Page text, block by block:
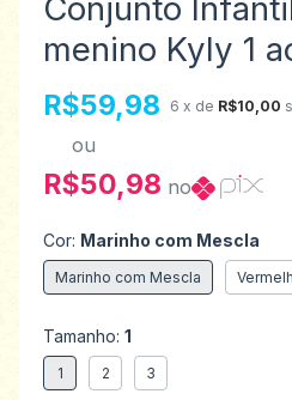
Conjunto
menino Kyly 1
R$59,98 6 x de R$10,00
ou
R$50,98 no
Cor: Marinho com Mescla
Marinho com Mescla
Tamanho: 1
1 2 3